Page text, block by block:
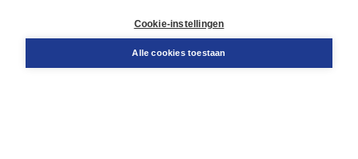
Cookie-instellingen
Alle cookies toestaan